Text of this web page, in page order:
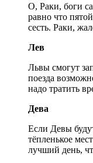
О, Раки, боги
равно что
сесть. Раки,
Лев
Львы смогут
поезда
надо тратить
Дева
Если Девы
тёпленькое
лучший день,